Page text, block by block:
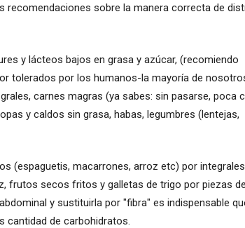
recomendaciones sobre la manera correcta de
y lácteos bajos en grasa y azúcar, (recomiendo
tolerados por los humanos-la mayoría de
carnes magras (ya sabes: sin pasarse, poca
y caldos sin grasa, habas, legumbres (lentejas,
(espaguetis, macarrones, arroz etc) por
frutos secos fritos y galletas de trigo por piezas
y sustituirla por "fibra" es indispensable
cantidad de carbohidratos.